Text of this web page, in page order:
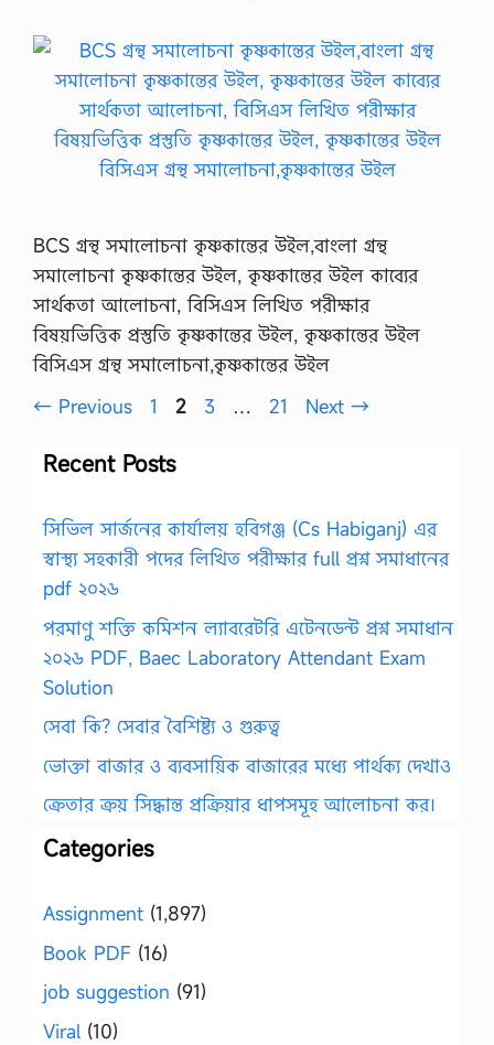
BCS গ্রন্থ সমালোচনা কৃষ্ণকান্তের উইল,বাংলা গ্রন্থ
সমালোচনা কৃষ্ণকান্তের উইল, কৃষ্ণকান্তের উইল কাব্যের
সার্থকতা আলোচনা, বিসিএস লিখিত পরীক্ষার
বিষয়ভিত্তিক প্রস্তুতি কৃষ্ণকান্তের উইল, কৃষ্ণকান্তের উইল
বিসিএস গ্রন্থ সমালোচনা,কৃষ্ণকান্তের উইল
← Previous Page
1 Page
2 Page
3 … Page
21 Next →
Recent Posts
সিভিল সার্জনের কার্যালয় হবিগঞ্জ (Cs Habiganj) এর
স্বাস্থ্য সহকারী পদের লিখিত পরীক্ষার full প্রশ্ন সমাধানের
pdf ২০২৬
পরমাণু শক্তি কমিশন ল্যাবরেটরি এটেনডেন্ট প্রশ্ন সমাধান
২০২৬ PDF, Baec Laboratory Attendant Exam
Solution
সেবা কি? সেবার বৈশিষ্ট্য ও গুরুত্ব
ভোক্তা বাজার ও ব্যবসায়িক বাজারের মধ্যে পার্থক্য দেখাও
ক্রেতার ক্রয় সিদ্ধান্ত প্রক্রিয়ার ধাপসমূহ আলোচনা কর।
Categories
Assignment (1,897)
Book PDF (16)
job suggestion (91)
Viral (10)